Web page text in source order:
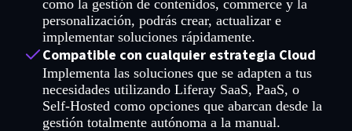
como la gestión de contenidos, commerce y la
personalización, podrás crear, actualizar e
implementar soluciones rápidamente.
Compatible con cualquier estrategia Cloud
Implementa las soluciones que se adapten a tus
necesidades utilizando Liferay SaaS, PaaS, o
Self-Hosted como opciones que abarcan desde la
gestión totalmente autónoma a la manual.